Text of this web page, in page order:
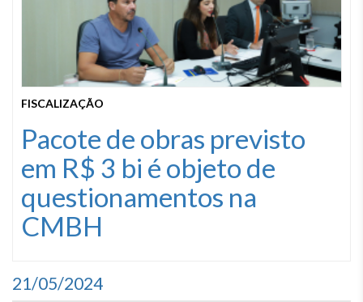
FISCALIZAÇÃO
Pacote de obras previsto
em R$ 3 bi é objeto de
questionamentos na
CMBH
21/05/2024